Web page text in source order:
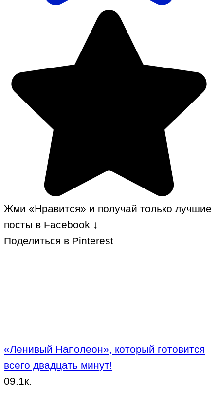
Жми «Нравится» и получай только лучшие
посты в Facebook ↓
Поделиться в Pinterest
«Ленивый Наполеон», который готовится
всего двадцать минут!
09.1к.